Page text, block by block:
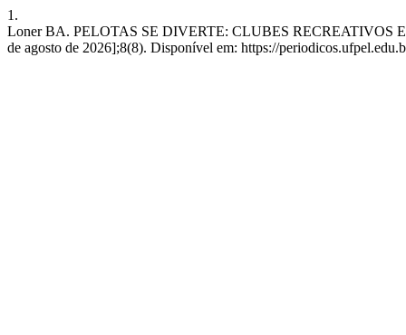
1.
Loner BA. PELOTAS SE DIVERTE: CLUBES RECREATIVOS
de agosto de 2026];8(8). Disponível em: https://